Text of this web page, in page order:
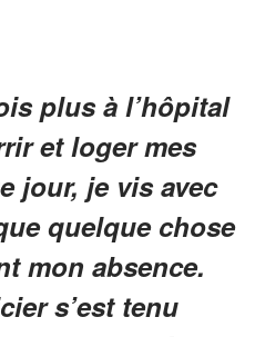
plus à l’hôpital
et loger mes
jour, je vis avec
quelque chose
mon absence.
s’est tenu